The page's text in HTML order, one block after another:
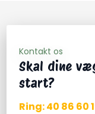
Kontakt os
Skal dine
start?
Ring: 40 86 60